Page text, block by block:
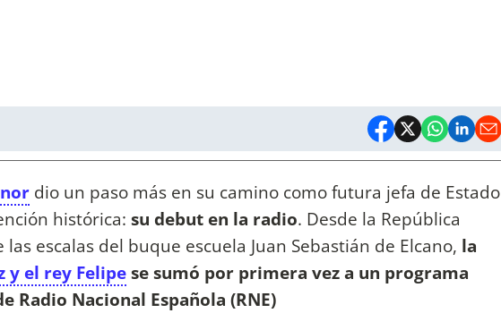
dio un paso más en su camino como futura jefa de Estado
histórica: su debut en la radio. Desde la República
escalas del buque escuela Juan Sebastián de Elcano, la
y el rey Felipese sumó por primera vez a un programa
Radio Nacional Española (RNE)